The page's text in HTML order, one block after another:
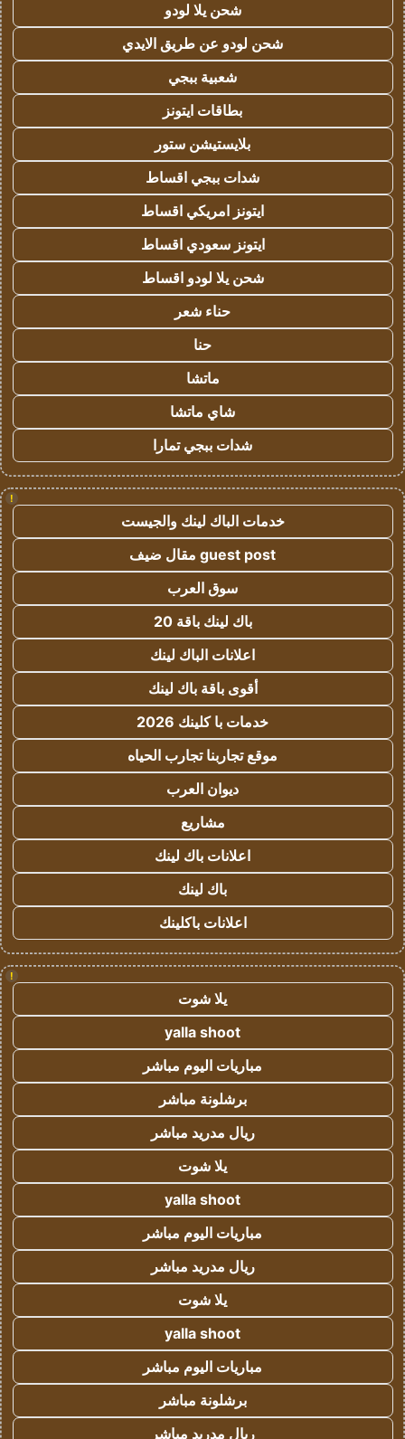
شحن يلا لودو
شحن لودو عن طريق الايدي
شعبية ببجي
بطاقات ايتونز
بلايستيشن ستور
شدات ببجي اقساط
ايتونز امريكي اقساط
ايتونز سعودي اقساط
شحن يلا لودو اقساط
حناء شعر
حنا
ماتشا
شاي ماتشا
شدات ببجي تمارا
!
خدمات الباك لينك والجيست
guest post مقال ضيف
سوق العرب
باك لينك باقة 20
اعلانات الباك لينك
أقوى باقة باك لينك
خدمات با كلينك 2026
موقع تجاربنا تجارب الحياه
ديوان العرب
مشاريع
اعلانات باك لينك
باك لينك
اعلانات باكلينك
!
يلا شوت
yalla shoot
مباريات اليوم مباشر
برشلونة مباشر
ريال مدريد مباشر
يلا شوت
yalla shoot
مباريات اليوم مباشر
ريال مدريد مباشر
يلا شوت
yalla shoot
مباريات اليوم مباشر
برشلونة مباشر
ريال مدريد مباشر